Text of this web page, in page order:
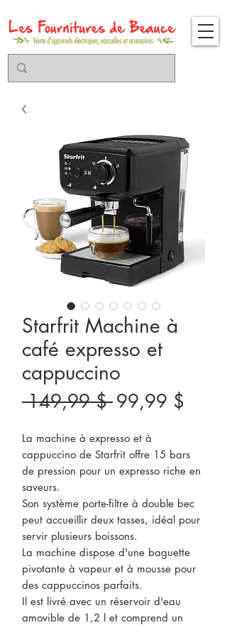
Starfrit Machine à
café expresso et
cappuccino
149,99 $ Prix
99,99 $
La machine à expresso et à
cappuccino de Starfrit offre 15 bars
de pression pour un expresso riche en
saveurs.
Son système porte-filtre à double bec
peut accueillir deux tasses, idéal pour
servir plusieurs boissons.
La machine dispose d'une baguette
pivotante à vapeur et à mousse pour
des cappuccinos parfaits.
Il est livré avec un réservoir d'eau
amovible de 1,2 l et comprend un